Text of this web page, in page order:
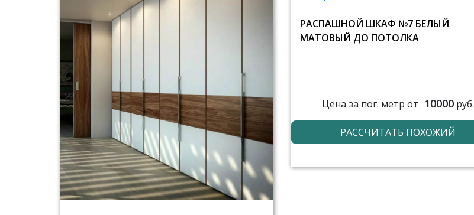
РАСПАШНОЙ ШКАФ №7 БЕЛЫЙ
МАТОВЫЙ ДО ПОТОЛКА
Цена за пог. метр от 10000руб.
РАССЧИТАТЬ ПОХОЖИЙ